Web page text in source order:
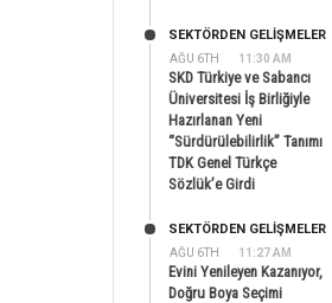
AĞU 6TH 11:30 AM
SEKTÖRDEN GELIŞMELER
SKD Türkiye ve Sabancı
Üniversitesi İş Birliğiyle
Hazırlanan Yeni
“Sürdürülebilirlik” Tanımı
TDK Genel Türkçe
Sözlük’e Girdi
AĞU 6TH 11:27 AM
SEKTÖRDEN GELIŞMELER
Evini Yenileyen Kazanıyor,
Doğru Boya Seçimi